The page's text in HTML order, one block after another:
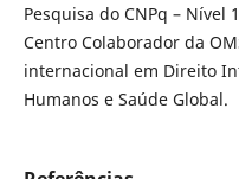
Pesquisa do CNPq – Nível
Centro Colaborador da
internacional em Direito
Humanos e Saúde Global.